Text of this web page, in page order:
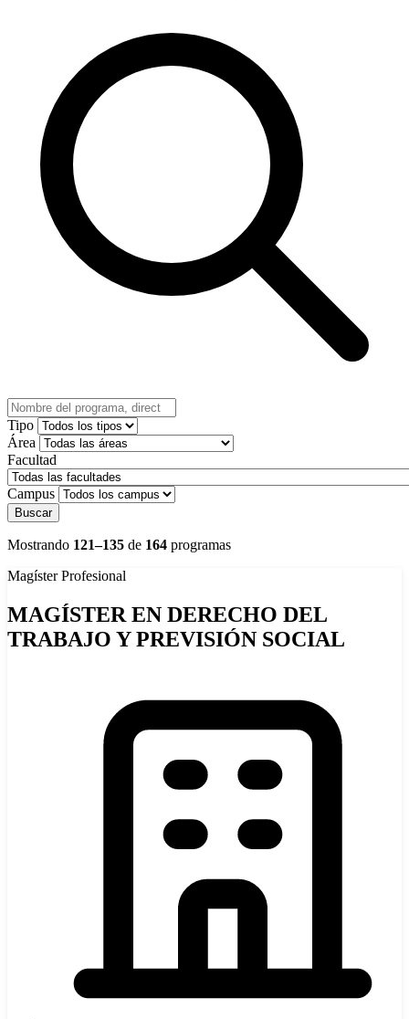
Tipo
Área
Facultad
Campus
Buscar
Mostrando 121–135 de 164 programas
MagísterProfesional
MAGÍSTER EN DERECHO DEL
TRABAJO Y PREVISIÓN SOCIAL